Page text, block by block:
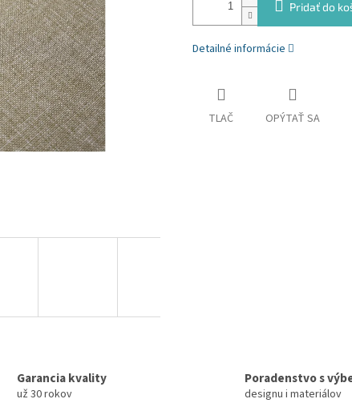
Pridať do
Detailné informácie
TLAČ OPÝTAŤ SA
Garancia kvality
už 30 rokov
Poradenstvo s
designu i materiálov